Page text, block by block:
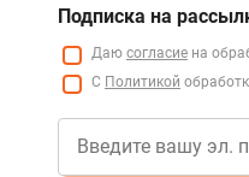
Подписка на
Даю согласие на
С Политикой